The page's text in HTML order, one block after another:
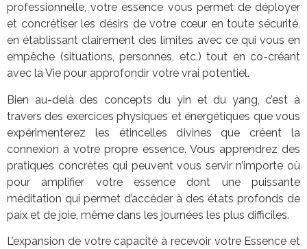
professionnelle, votre essence vous permet de déployer
et concrétiser les désirs de votre cœur en toute sécurité,
en établissant clairement des limites avec ce qui vous en
empêche (situations, personnes, etc.) tout en co-créant
avec la Vie pour approfondir votre vrai potentiel.
Bien au-delà des concepts du yin et du yang, c’est à
travers des exercices physiques et énergétiques que vous
expérimenterez les étincelles divines que créent la
connexion à votre propre essence. Vous apprendrez des
pratiques concrètes qui peuvent vous servir n’importe où
pour amplifier votre essence dont une puissante
méditation qui permet d’accéder à des états profonds de
paix et de joie, même dans les journées les plus difficiles.
L’expansion de votre capacité à recevoir votre Essence et